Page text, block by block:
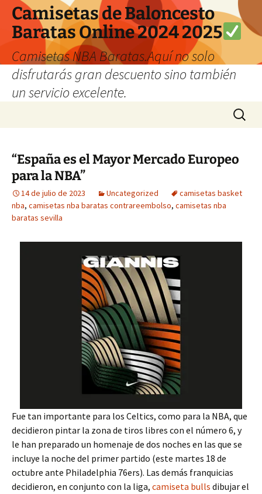
Camisetas de Baloncesto
Baratas Online 2024 2025
Camisetas NBA Baratas.Aquí no solo
disfrutarás gran descuento sino también
un servicio excelente.
Buscar:
“España es el Mayor Mercado Europeo
para la NBA”
14 de julio de 2023 Uncategorized
camisetas basket
nba, camisetas nba baratas contrareembolso, camisetas nba
baratas sevilla
Fue tan importante para los Celtics, como para la NBA, que
decidieron pintar la zona de tiros libres con el número 6, y
le han preparado un homenaje de dos noches en las que se
incluye la noche del primer partido (este martes 18 de
octubre ante Philadelphia 76ers). Las demás franquicias
decidieron, en conjunto con la liga, camiseta bulls dibujar el